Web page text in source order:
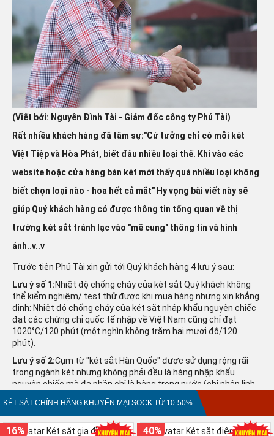
(Viết bởi: Nguyễn Đình Tài - Giám đốc công ty Phú Tài)
Rất nhiều khách hàng đã tâm sự:"Cứ tưởng chỉ có mỗi két
Việt Tiệp và Hòa Phát, biết đâu nhiều loại thế. Khi vào các
website hoặc cửa hàng bán két mới thấy quá nhiều loại không
biết chọn loại nào - hoa hết cả mắt" Hy vọng bài viết này sẽ
giúp Quý khách hàng có được thông tin tổng quan về thị
trường két sắt tránh lạc vào "mê cung" thông tin và hình
ảnh..v..v
Trước tiên Phú Tài xin gửi tới Quý khách hàng 4 lưu ý sau:
Lưu ý số 1:Nhiệt độ chống cháy của két sắt Quý khách không
thể kiểm nghiệm/ test thử được khi mua hàng nhưng xin khẳng
định: Nhiệt độ chống cháy của két sắt nhập khẩu nguyên chiếc
đạt các chứng chỉ quốc tế nhập về Việt Nam cũng chỉ đạt
1020°C/120 phút (một nghìn không trăm hai mươi độ/120
phút).
Lưu ý số 2:Cụm từ "két sắt Hàn Quốc" được sử dụng rộng rãi
trong ngành két nhưng không phải đều là hàng nhập khẩu
nguyên chiếc mà đa phần chỉ là hàng trong nước (chỉ nhập linh
Cụm từ "thân két đúc đặc 100%" chỉ là vỏ thép 2 lớp
(vỏ này dày bao nhiêu còn tùy từng hãng), ở giữa là vật liệu
KÉT SẮT CHÍNH HÃNG KHUYẾN MẠI SOCK TỪ 10-50%
16% 40%